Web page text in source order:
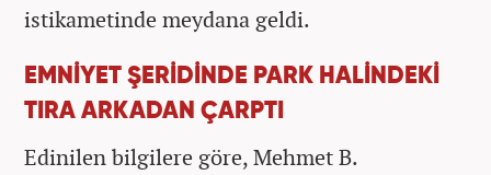
istikametinde meydana geldi.
EMNİYET ŞERİDİNDE PARK HALİNDEKİ
TIRA ARKADAN ÇARPTI
Edinilen bilgilere göre, Mehmet B.